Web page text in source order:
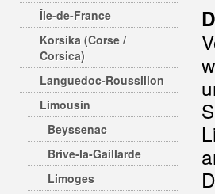
Île-de-France
Korsika (Corse /
Corsica)
Languedoc-Roussillon
Limousin
Beyssenac
Brive-la-Gaillarde
Limoges